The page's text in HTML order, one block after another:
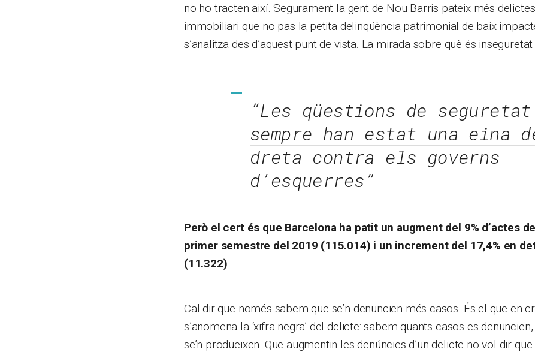
no ho tracten així. Segurament la gent de Nou Barris pateix més
immobiliari que no pas la petita delinqüència patrimonial de baix
s’analitza des d’aquest punt de vista. La mirada sobre què és
“Les qüestions de seguretat
sempre han estat una eina
dreta contra els governs
d’esquerres”
Però el cert és que Barcelona ha patit un augment del 9% d’actes
primer semestre del 2019 (115.014) i un increment del 17,4% en
(11.322).
Cal dir que només sabem que se’n denuncien més casos. És el que en
s’anomena la ‘xifra negra’ del delicte: sabem quants casos es
se’n produeixen. Que augmentin les denúncies d’un delicte no vol dir